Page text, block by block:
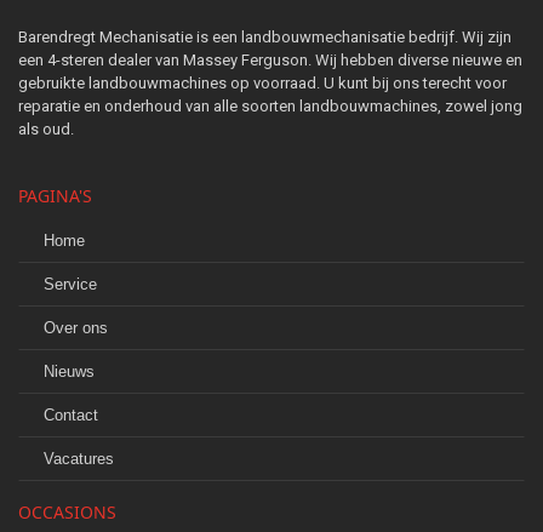
Barendregt Mechanisatie is een landbouwmechanisatie bedrijf. Wij zijn
een 4-steren dealer van Massey Ferguson. Wij hebben diverse nieuwe en
gebruikte landbouwmachines op voorraad. U kunt bij ons terecht voor
reparatie en onderhoud van alle soorten landbouwmachines, zowel jong
als oud.
PAGINA'S
Home
Service
Over ons
Nieuws
Contact
Vacatures
OCCASIONS